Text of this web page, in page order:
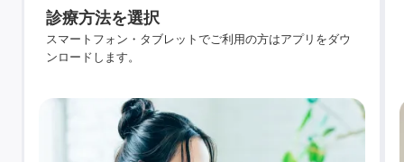
診療方法を選択
スマートフォン・タブレットでご利用の方はアプリをダウ
ンロードします。